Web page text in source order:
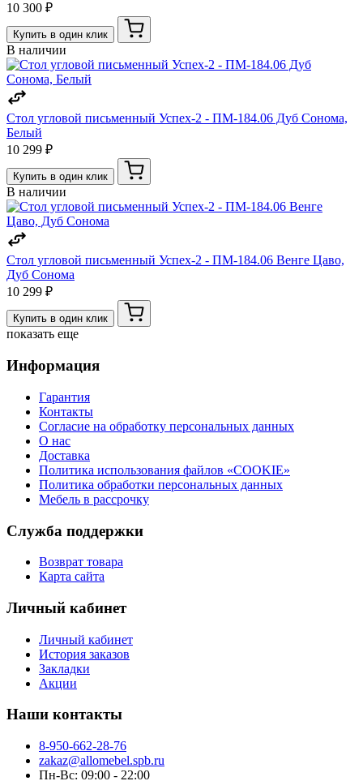
10 300 ₽
Купить в один клик
В наличии
Стол угловой письменный Успех-2 - ПМ-184.06 Дуб Сонома,
Белый
10 299 ₽
Купить в один клик
В наличии
Стол угловой письменный Успех-2 - ПМ-184.06 Венге Цаво,
Дуб Сонома
10 299 ₽
Купить в один клик
показать еще
Информация
Гарантия
Контакты
Согласие на обработку персональных данных
О нас
Доставка
Политика использования файлов «COOKIE»
Политика обработки персональных данных
Мебель в рассрочку
Служба поддержки
Возврат товара
Карта сайта
Личный кабинет
Личный кабинет
История заказов
Закладки
Акции
Наши контакты
8-950-662-28-76
zakaz@allomebel.spb.ru
Пн-Вс: 09:00 - 22:00